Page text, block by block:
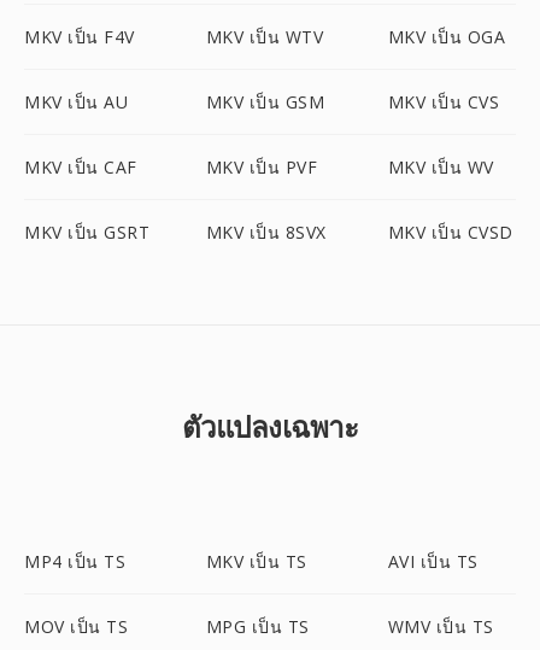
MKV เป็น F4V MKV เป็น WTV MKV เป็น OGA
MKV เป็น AU MKV เป็น GSM MKV เป็น CVS
MKV เป็น CAF MKV เป็น PVF MKV เป็น WV
MKV เป็น GSRT MKV เป็น 8SVX MKV เป็น CVSD
ตัวแปลงเฉพาะ
MP4 เป็น TS MKV เป็น TS AVI เป็น TS
MOV เป็น TS MPG เป็น TS WMV เป็น TS